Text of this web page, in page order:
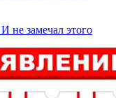
не замечал этого